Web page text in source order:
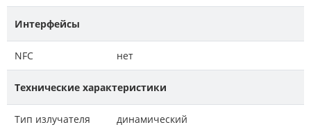
Интерфейсы
NFC нет
Технические характеристики
Тип излучателя динамический